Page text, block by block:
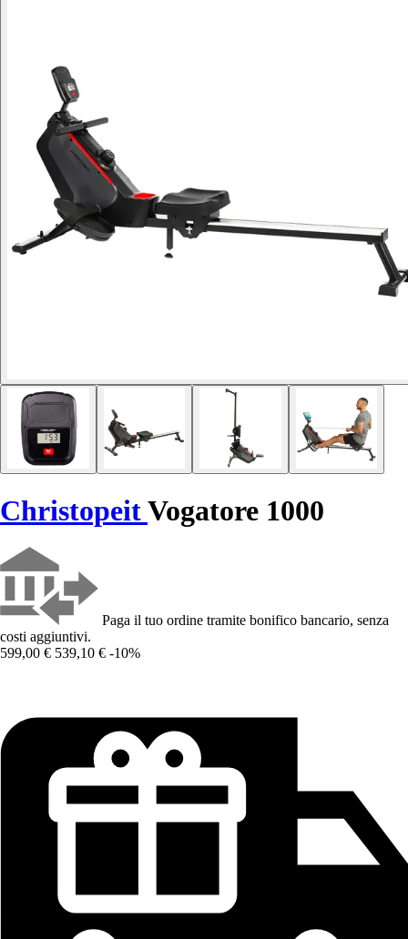
ChristopeitVogatore 1000
Paga il tuo ordine tramite bonifico bancario, senza
costi aggiuntivi.
599,00 € 539,10 € -10%